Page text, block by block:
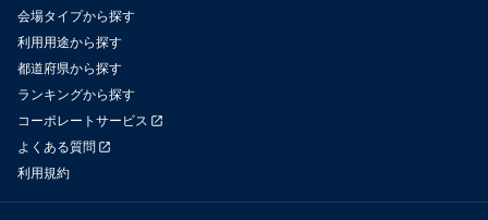
会場タイプから探す
利用用途から探す
都道府県から探す
ランキングから探す
コーポレートサービス
よくある質問
利用規約